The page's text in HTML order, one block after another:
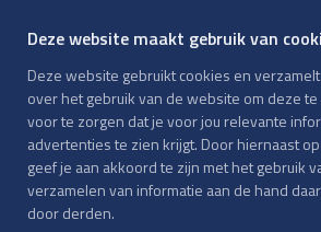
Deze website maakt gebruik van
Deze website gebruikt cookies en
over het gebruik van de website om deze
voor te zorgen dat je voor jou relevante
advertenties te zien krijgt. Door hiernaast
geef je aan akkoord te zijn met het gebruik
verzamelen van informatie aan de hand
door derden.